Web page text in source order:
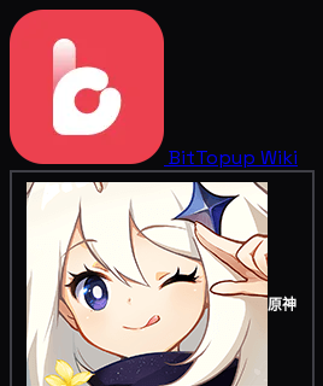
BitTopup Wiki
原神